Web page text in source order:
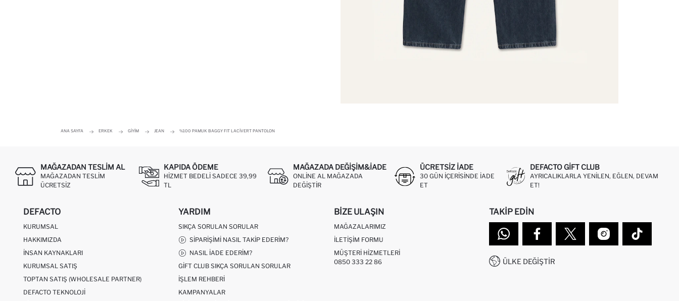
ANA SAYFA ERKEK GIYIM JEAN %100 PAMUK BAGGY FIT LACIVERT PANTOLON
MAĞAZADAN TESLIM AL
MAĞAZADAN TESLIM
ÜCRETSIZ
KAPIDA ÖDEME
HIZMET BEDELI SADECE 39,99
TL
MAĞAZADA DEĞIŞIM&İADE
ONLINE AL MAĞAZADA
DEĞIŞTIR
ÜCRETSIZ IADE
30 GÜN IÇERISINDE IADE
ET
DEFACTO GIFT CLUB
AYRICALIKLARLA YENILEN, EĞLEN, DEVAM
ET!
DEFACTO
KURUMSAL
HAKKIMIZDA
İNSAN KAYNAKLARI
KURUMSAL SATIŞ
TOPTAN SATIŞ (WHOLESALE PARTNER)
DEFACTO TEKNOLOJI
YARDIM
SIKÇA SORULAN SORULAR
SIPARIŞIMI NASIL TAKIP EDERIM?
NASIL İADE EDERIM?
GIFT CLUB SIKÇA SORULAN SORULAR
İŞLEM REHBERI
KAMPANYALAR
BIZE ULAŞIN
MAĞAZALARIMIZ
İLETIŞIM FORMU
MÜŞTERI HIZMETLERI
0850 333 22 86
TAKIP EDIN
ÜLKE DEĞIŞTIR